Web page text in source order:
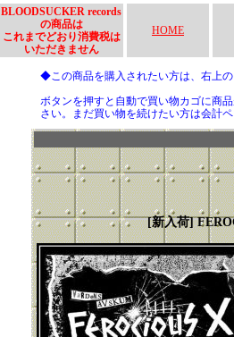
BLOODSUCKER records
の商品は
これまでどおり消費税は
いただきません
HOME
◆この商品を購入されたい方は、右上
ボタンを押すと自動で買い物カゴに商
さい。まだ買い物を続けたい方は会計
[新入荷]